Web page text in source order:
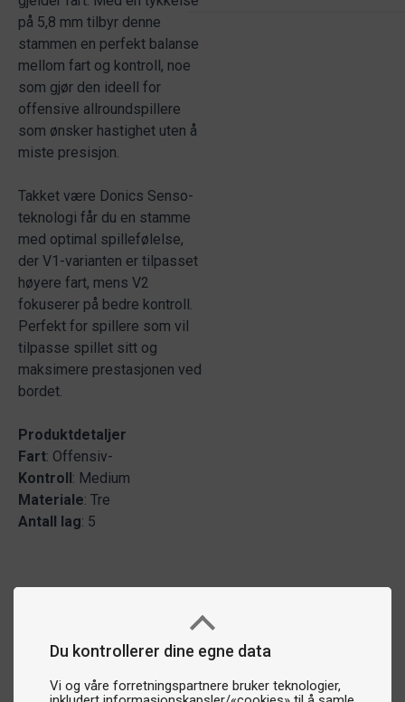
Du kontrollerer dine egne data
Vi og våre forretningspartnere bruker teknologier,
på 5,8 mm tilbyr denne
stammen en perfekt balanse
mellom fart og kontroll, noe
som gjør den ideell for
offensive allroundspillere
som ønsker hastighet uten å
miste presisjon.
Takket være Donics Senso-
teknologi får du en stamme
med optimal spillefølelse,
der V1-varianten er tilpasset
høyere fart, mens V2
fokuserer på bedre kontroll.
Perfekt for spillere som vil
tilpasse spillet sitt og
maksimere prestasjonen ved
bordet.
Produktdetaljer
Fart: Offensiv-
Kontroll: Medium
Materiale: Tre
Antall lag: 5